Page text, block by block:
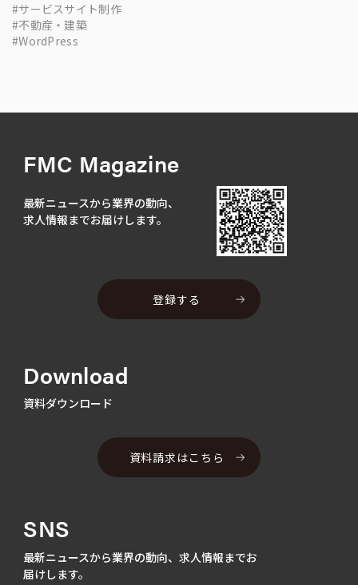
サービスサイト制作
不動産・建築
WordPress
FMC Magazine
最新ニュースから業界の動向、
求人情報までお届けします。
登録する
Download
資料ダウンロード
資料請求はこちら
SNS
最新ニュースから業界の動向、 求人情報までお
届けします。